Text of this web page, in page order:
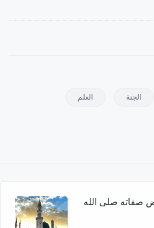
الجنة العلم
صفاته صلى الله